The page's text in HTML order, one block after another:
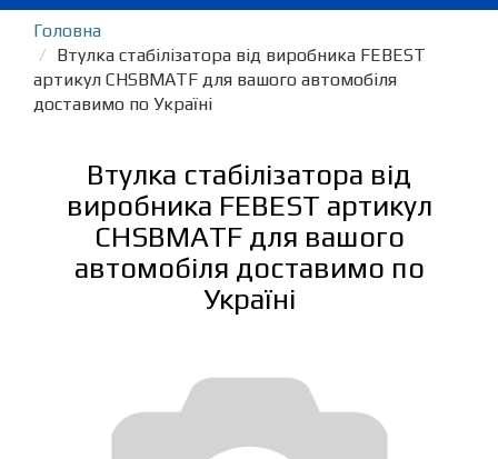
Головна
Втулка стабілізатора від виробника FEBEST
артикул CHSBMATF для вашого автомобіля
доставимо по Україні
Втулка стабілізатора від
виробника FEBEST артикул
CHSBMATF для вашого
автомобіля доставимо по
Україні